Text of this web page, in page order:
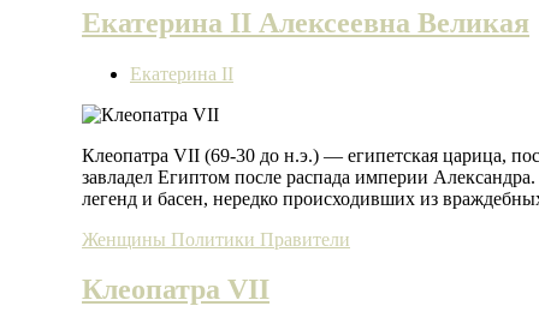
Екатерина II Алексеевна Великая
Екатерина II
Клеопатра VII (69-30 до н.э.) — египетская царица,
завладел Египтом после распада империи
легенд и басен, нередко происходивших из
Женщины Политики Правители
Клеопатра VII